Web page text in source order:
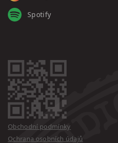
Spotify
Obchodní podmínky
Ochrana osobních údajů